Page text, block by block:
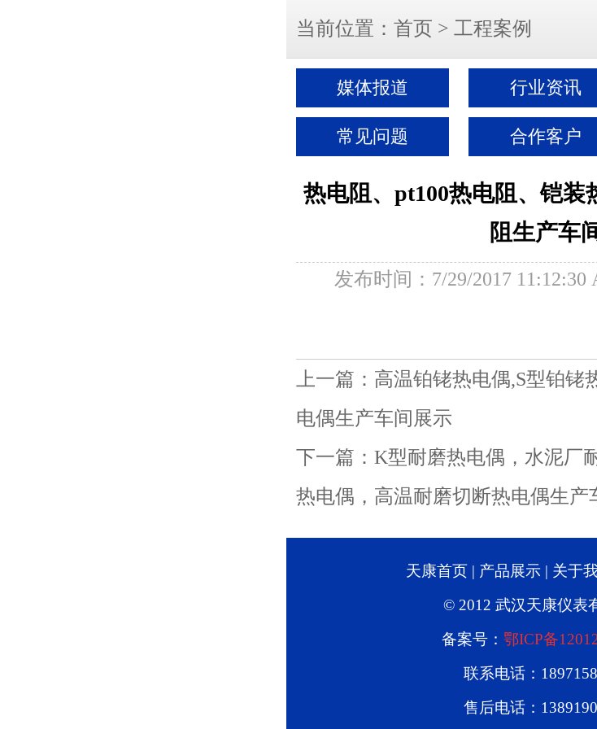
当前位置： 首页 > 工程案例
媒体报道 行业资讯
常见问题 合作客户
热电阻、pt100热电阻、铠装
阻生产车
发布时间：7/29/2017
上一篇： 高温铂铑热电偶,S型铂铑
电偶生产车间展示
下一篇： K型耐磨热电偶，水泥厂
热电偶，高温耐磨切断热电偶生产
天康首页 | 产品展示 | 关于
© 2012 武汉天康仪表
备案号： 鄂ICP备
联系电话：
售后电话：